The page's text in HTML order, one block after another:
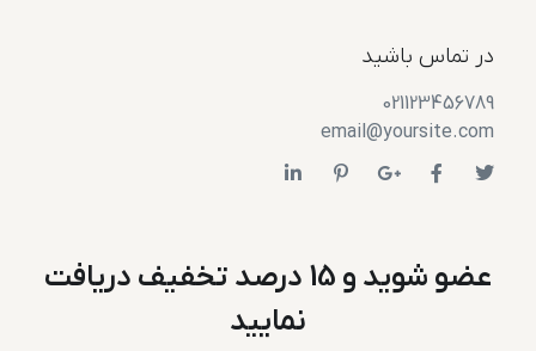
در تماس باشید
021123456789
email@yoursite.com
عضو شوید و 15 درصد تخفیف دریافت
نمایید